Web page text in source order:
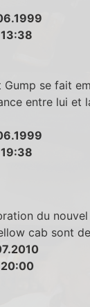
Gump se fait
entre lui et
du
cab sont